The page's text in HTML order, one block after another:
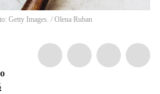
Getty Images. / Olena Ruban